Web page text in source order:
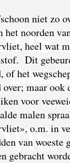
niet zo
het noorden
heel wat
Dit
of het
over; maar ook
voor
malen
o.m. in
van woeste
gebracht